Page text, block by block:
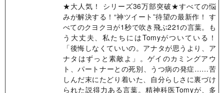
★大人気！ シリーズ36万部突破★すべての悩
みが解決する！“神ツイート”待望の最新作！ す
べてのクヨクヨが1秒で吹き飛ぶ221の言葉。も
う大丈夫、私たちにはTomyがついている！
「後悔しなくていいの。アナタが思うより、ア
ナタはずっと素敵よ」。ゲイのカミングアウ
ト、パートナーとの死別、うつ病の発症……苦
しんだ末にたどり着いた、自分らしさに裏づけ
られた説得力ある言葉。精神科医Tomyが、多